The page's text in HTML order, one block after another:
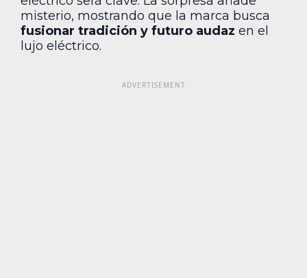
misterio, mostrando que la marca busca
fusionar tradición y futuro audaz en el
lujo eléctrico.